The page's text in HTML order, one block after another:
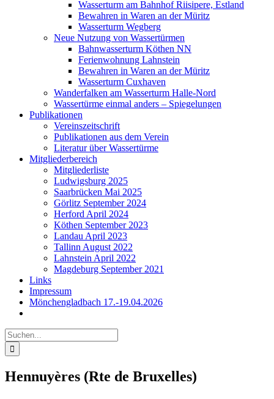
Wasserturm am Bahnhof Riisipere, Estland
Bewahren in Waren an der Müritz
Wasserturm Wegberg
Neue Nutzung von Wassertürmen
Bahnwasserturm Köthen NN
Ferienwohnung Lahnstein
Bewahren in Waren an der Müritz
Wasserturm Cuxhaven
Wanderfalken am Wasserturm Halle-Nord
Wassertürme einmal anders – Spiegelungen
Publikationen
Vereinszeitschrift
Publikationen aus dem Verein
Literatur über Wassertürme
Mitgliederbereich
Mitgliederliste
Ludwigsburg 2025
Saarbrücken Mai 2025
Görlitz September 2024
Herford April 2024
Köthen September 2023
Landau April 2023
Tallinn August 2022
Lahnstein April 2022
Magdeburg September 2021
Links
Impressum
Mönchengladbach 17.-19.04.2026
Suche
nach:
Hennuyères (Rte de Bruxelles)